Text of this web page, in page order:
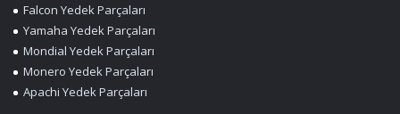
Falcon Yedek Parçaları
Yamaha Yedek Parçaları
Mondial Yedek Parçaları
Monero Yedek Parçaları
Apachi Yedek Parçaları